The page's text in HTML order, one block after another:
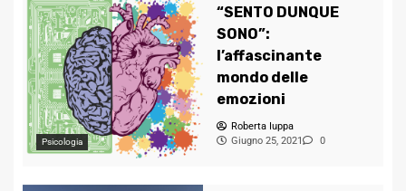
Psicologia
“SENTO DUNQUE
SONO”:
l’affascinante
mondo delle
emozioni
Roberta Iuppa
Giugno 25, 2021
0